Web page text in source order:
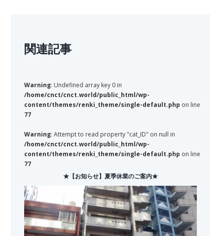
関連記事
Warning: Undefined array key 0 in
/home/cnct/cnct.world/public_html/wp-
content/themes/renki_theme/single-default.php on line
77
Warning: Attempt to read property "cat_ID" on null in
/home/cnct/cnct.world/public_html/wp-
content/themes/renki_theme/single-default.php on line
77
★【お知らせ】夏季休業のご案内★